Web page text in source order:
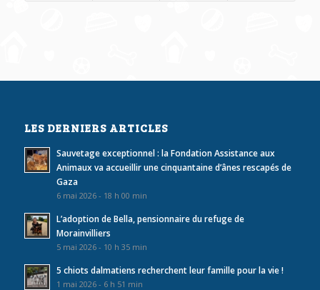
LES DERNIERS ARTICLES
Sauvetage exceptionnel : la Fondation Assistance aux
Animaux va accueillir une cinquantaine d’ânes rescapés de
Gaza
6 mai 2026 - 18 h 00 min
L’adoption de Bella, pensionnaire du refuge de
Morainvilliers
5 mai 2026 - 10 h 35 min
5 chiots dalmatiens recherchent leur famille pour la vie !
1 mai 2026 - 6 h 51 min